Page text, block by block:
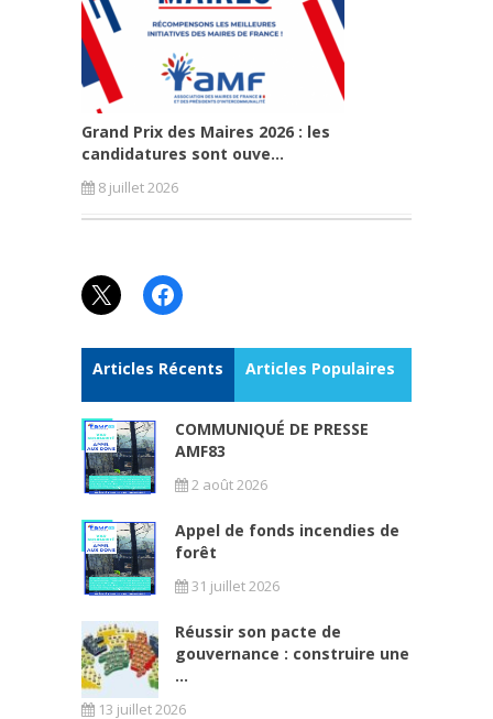
Grand Prix des Maires 2026 : les
candidatures sont ouve...
8 juillet 2026
X Facebook
Articles Récents Articles Populaires
COMMUNIQUÉ DE PRESSE
AMF83
2 août 2026
Appel de fonds incendies de
forêt
31 juillet 2026
Réussir son pacte de
gouvernance : construire une
...
13 juillet 2026